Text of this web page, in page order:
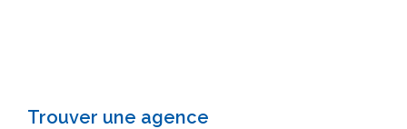
Trouver une agence